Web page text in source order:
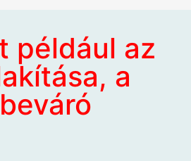
például az
a